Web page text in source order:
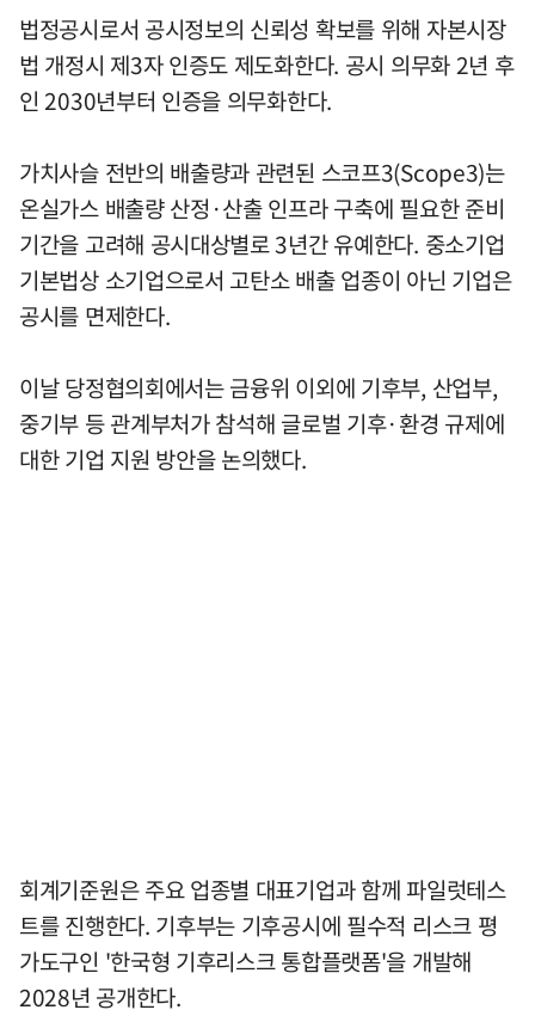
법정공시로서 공시정보의 신뢰성 확보를 위해 자본시장
법 개정시 제3자 인증도 제도화한다. 공시 의무화 2년 후
인 2030년부터 인증을 의무화한다.
가치사슬 전반의 배출량과 관련된 스코프3(Scope3)는
온실가스 배출량 산정·산출 인프라 구축에 필요한 준비
기간을 고려해 공시대상별로 3년간 유예한다. 중소기업
기본법상 소기업으로서 고탄소 배출 업종이 아닌 기업은
공시를 면제한다.
이날 당정협의회에서는 금융위 이외에 기후부, 산업부,
중기부 등 관계부처가 참석해 글로벌 기후·환경 규제에
대한 기업 지원 방안을 논의했다.
회계기준원은 주요 업종별 대표기업과 함께 파일럿테스
트를 진행한다. 기후부는 기후공시에 필수적 리스크 평
가도구인 '한국형 기후리스크 통합플랫폼'을 개발해
2028년 공개한다.